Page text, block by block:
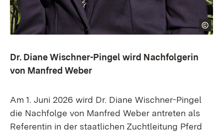
Dr. Diane Wischner-Pingel wird Nachfolgerin
von Manfred Weber
Am 1. Juni 2026 wird Dr. Diane Wischner-Pingel
die Nachfolge von Manfred Weber antreten als
Referentin in der staatlichen Zuchtleitung Pferd